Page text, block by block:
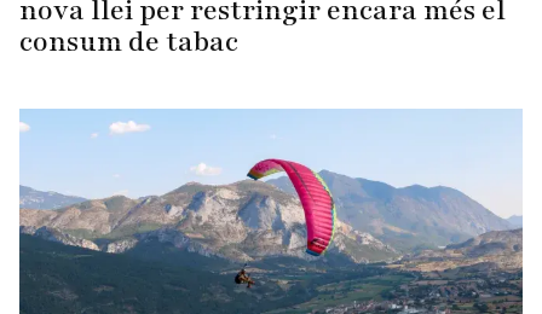
nova llei per restringir encara més el
consum de tabac